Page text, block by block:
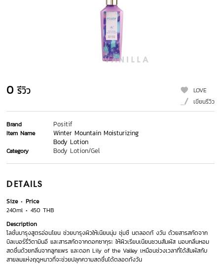
0 รีวิว
LOVE
เขียนรีวิว
Brand Positif
Item Name
Winter Mountain Moisturizing
Body Lotion
Category Body Lotion/Gel
DETAILS
Size
Price
240ml
450 THB
Description
โลชั่นบารุงสูตรอ่อนโยน ช่วยบารุงผิวให้เนียนนุ่ม ชุ่มชื นตลอดทั งวัน ด้วยสารสกัดจาก
บิลเบอร์รี่วิตามินอี และสารสกัดจากดอกซากุระ ให้ผิวเรียบเนียนชวนสัมผัส มอบกลิ่นหอม
สดชื่นด้วยกลิ่นจากลูกแพร และดอก Lily of the Valley เหมือนช่วงเวลาที่ได้สัมผัสกับ
สายลมแห่งฤดูหนาวที่จะช่วยปลุกความสดชื่นได้ตลอดทังวัน